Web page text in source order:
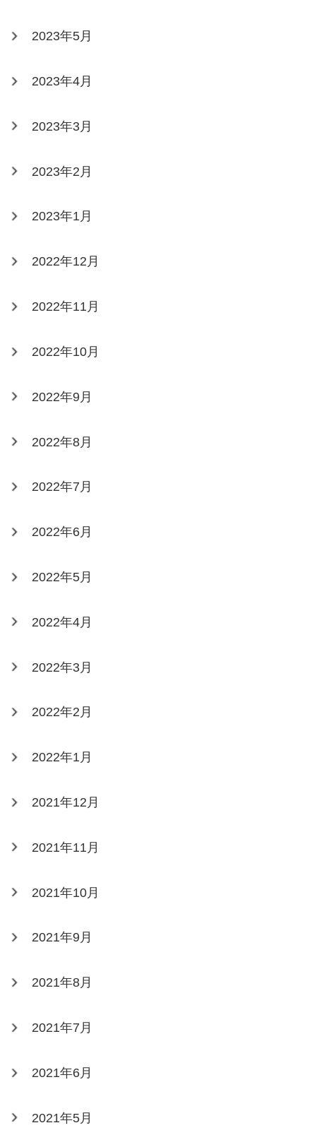
2023年5月
2023年4月
2023年3月
2023年2月
2023年1月
2022年12月
2022年11月
2022年10月
2022年9月
2022年8月
2022年7月
2022年6月
2022年5月
2022年4月
2022年3月
2022年2月
2022年1月
2021年12月
2021年11月
2021年10月
2021年9月
2021年8月
2021年7月
2021年6月
2021年5月